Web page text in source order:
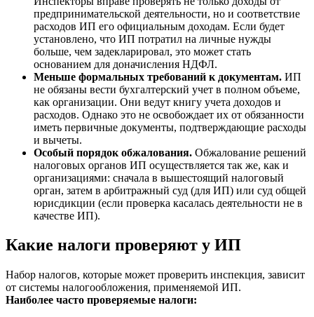
предпринимательской деятельности, но и соответствие
расходов ИП его официальным доходам. Если будет
установлено, что ИП потратил на личные нужды
больше, чем задекларировал, это может стать
основанием для доначисления НДФЛ.
Меньше формальных требований к документам. ИП
не обязаны вести бухгалтерский учет в полном объеме,
как организации. Они ведут книгу учета доходов и
расходов. Однако это не освобождает их от обязанности
иметь первичные документы, подтверждающие расходы
и вычеты.
Особый порядок обжалования. Обжалование решений
налоговых органов ИП осуществляется так же, как и
организациями: сначала в вышестоящий налоговый
орган, затем в арбитражный суд (для ИП) или суд общей
юрисдикции (если проверка касалась деятельности не в
качестве ИП).
Какие налоги проверяют у ИП
Набор налогов, которые может проверить инспекция, зависит
от системы налогообложения, применяемой ИП.
Наиболее часто проверяемые налоги: